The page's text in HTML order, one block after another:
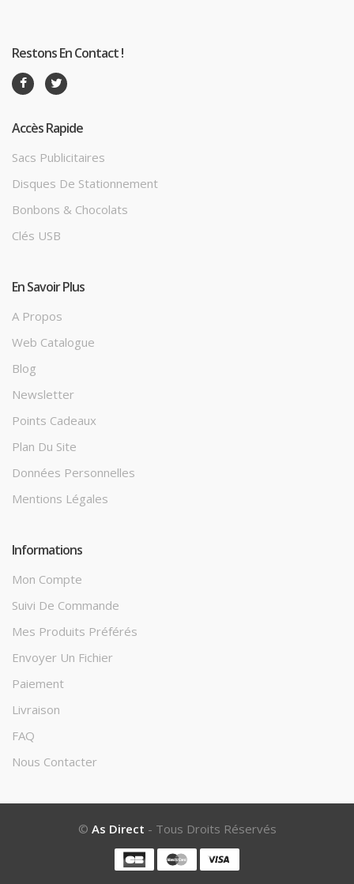
Restons En Contact !
Accès Rapide
Sacs Publicitaires
Disques De Stationnement
Bonbons & Chocolats
Clés USB
En Savoir Plus
A Propos
Web Catalogue
Blog
Newsletter
Points Cadeaux
Plan Du Site
Données Personnelles
Mentions Légales
Informations
Mon Compte
Suivi De Commande
Mes Produits Préférés
Envoyer Un Fichier
Paiement
Livraison
FAQ
Nous Contacter
© As Direct - Tous Droits Réservés